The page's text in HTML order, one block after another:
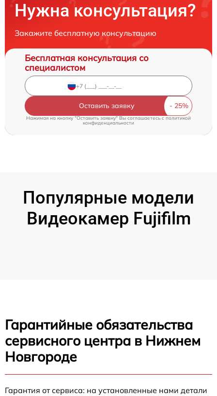
Нужна консультация?
Закажите бесплатную консультацию
Бесплатная консультация со
специалистом
Оставить заявку
Нажимая на кнопку "Оставить заявку" Вы соглашаетесь c политикой
конфиденциальности
Популярные модели
Видеокамер Fujifilm
Гарантийные обязательства
сервисного центра в Нижнем
Новгороде
Гарантия от сервиса: на установленные нами детали